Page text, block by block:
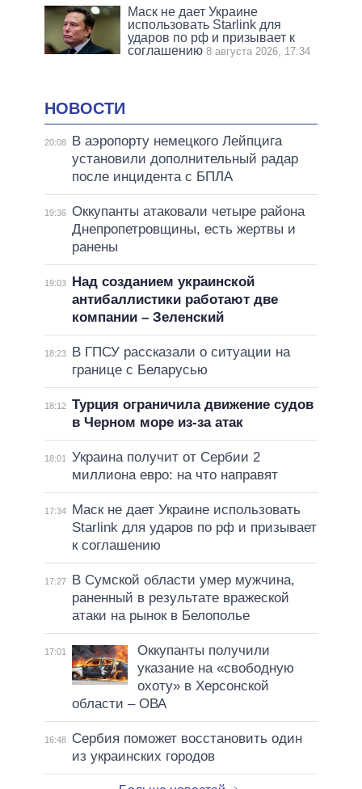
Маск не дает Украине
использовать Starlink для
ударов по рф и призывает к
соглашению 8 августа 2026, 17:34
НОВОСТИ
20:08
В аэропорту немецкого Лейпцига
установили дополнительный радар
после инцидента с БПЛА
19:36 Оккупанты атаковали четыре района
Днепропетровщины, есть жертвы и
ранены
19:03
Над созданием украинской
антибаллистики работают две
компании – Зеленский
18:23
В ГПСУ рассказали о ситуации на
границе с Беларусью
18:12 Турция ограничила движение судов
в Черном море из-за атак
18:01
Украина получит от Сербии 2
миллиона евро: на что направят
17:34
Маск не дает Украине использовать
Starlink для ударов по рф и призывает
к соглашению
17:27
В Сумской области умер мужчина,
раненный в результате вражеской
атаки на рынок в Белополье
17:01
Оккупанты получили
указание на «свободную
охоту» в Херсонской
области – ОВА
16:48
Сербия поможет восстановить один
из украинских городов